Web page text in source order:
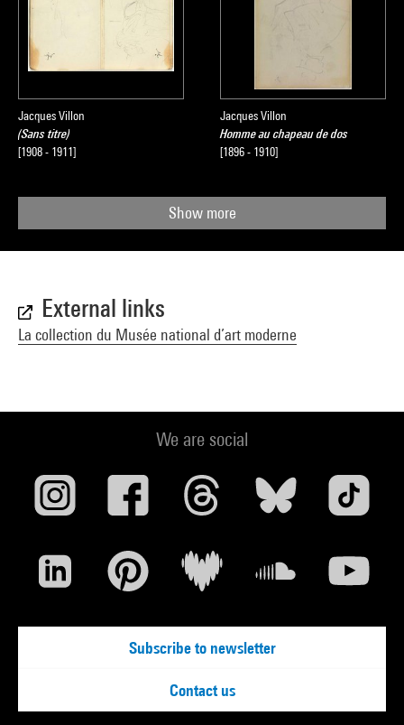
Jacques Villon
(Sans titre)
[1908 - 1911]
Jacques Villon
Homme au chapeau de dos
[1896 - 1910]
Show more
External links
La collection du Musée national d’art moderne
We are social
Subscribe to newsletter
Contact us